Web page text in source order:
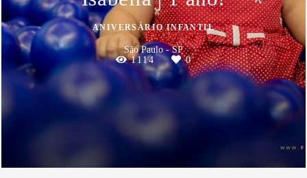
ANIVERSÁRIO INFANTIL
São Paulo - SP
1114
0